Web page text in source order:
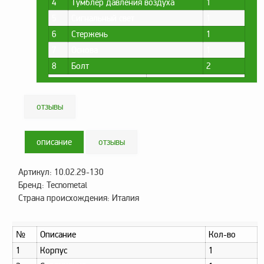
оборудование
техпластина МБС
Соединительная
автоцистерн и
Продукция НПП
СЕНСОР
Газоаналитическое
Эксплуатационное
оборудование
4
Тумблер давления воздуха
1
6
Стержень
1
8
Болт 2
отзывы
описание отзывы
Артикул: 10.02.29-130
Бренд: Tecnometal
Страна происхождения: Италия
№ Описание
Кол-во
1
Корпус
1